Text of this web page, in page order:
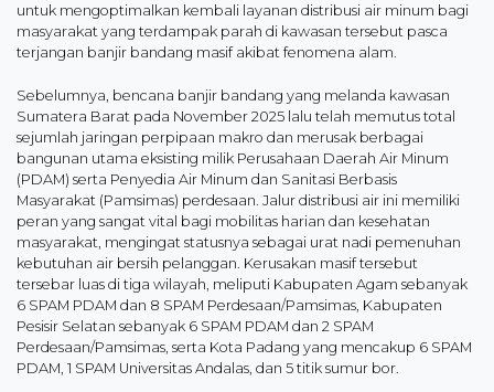
untuk mengoptimalkan kembali layanan distribusi air minum bagi
masyarakat yang terdampak parah di kawasan tersebut pasca
terjangan banjir bandang masif akibat fenomena alam.
Sebelumnya, bencana banjir bandang yang melanda kawasan
Sumatera Barat pada November 2025 lalu telah memutus total
sejumlah jaringan perpipaan makro dan merusak berbagai
bangunan utama eksisting milik Perusahaan Daerah Air Minum
(PDAM) serta Penyedia Air Minum dan Sanitasi Berbasis
Masyarakat (Pamsimas) perdesaan. Jalur distribusi air ini memiliki
peran yang sangat vital bagi mobilitas harian dan kesehatan
masyarakat, mengingat statusnya sebagai urat nadi pemenuhan
kebutuhan air bersih pelanggan. Kerusakan masif tersebut
tersebar luas di tiga wilayah, meliputi Kabupaten Agam sebanyak
6 SPAM PDAM dan 8 SPAM Perdesaan/Pamsimas, Kabupaten
Pesisir Selatan sebanyak 6 SPAM PDAM dan 2 SPAM
Perdesaan/Pamsimas, serta Kota Padang yang mencakup 6 SPAM
PDAM, 1 SPAM Universitas Andalas, dan 5 titik sumur bor.